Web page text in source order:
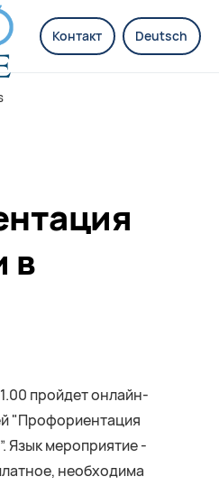
Контакт Deutsch
в
пройдет онлайн-
"Профориентация
Язык мероприятие -
необходима